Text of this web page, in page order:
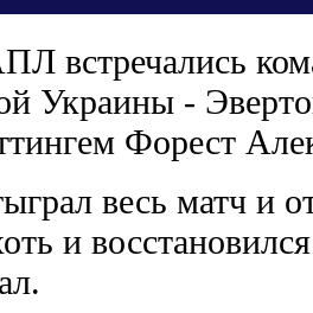
встречались
Украины -
Форест
весь матч и
и